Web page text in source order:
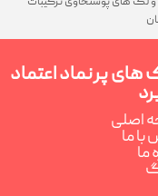
های پر
اصلی
با ما
ما
نماد اعتماد